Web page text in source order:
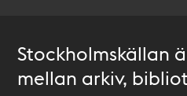
Stockholmskällan
mellan arkiv,